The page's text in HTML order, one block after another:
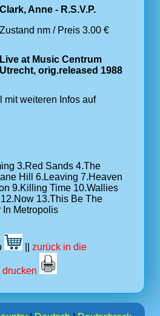
Clark, Anne - R.S.V.P.
Zustand nm / Preis 3.00 €
Live at Music Centrum
Utrecht, orig.released 1988
mit weiteren Infos auf
3.Red Sands 4.The
Hill 6.Leaving 7.Heaven
9.Killing Time 10.Wallies
13.This Be The
In Metropolis
zurück in die
drucken